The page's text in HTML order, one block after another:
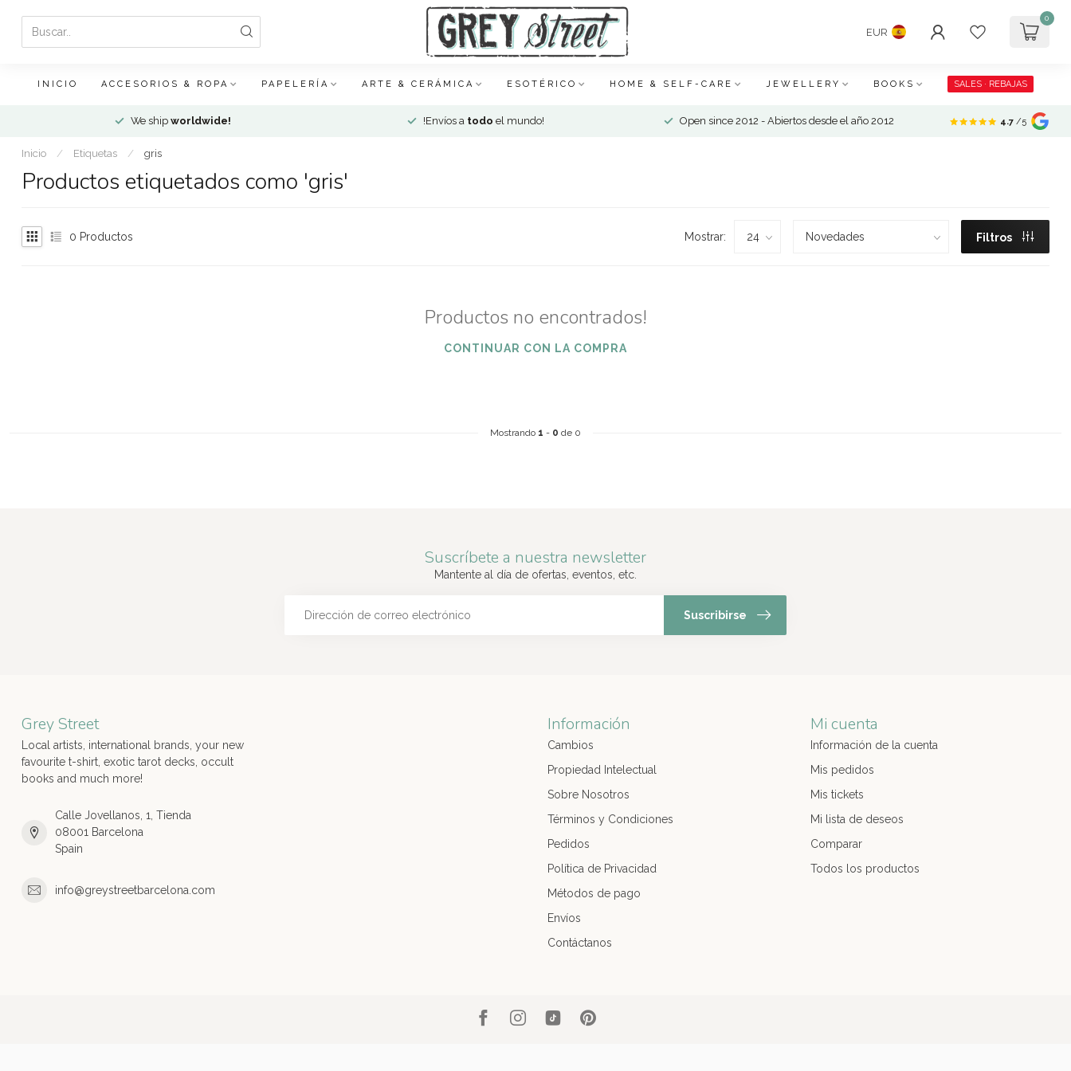
EUR
0
INICIO ACCESORIOS & ROPA PAPELERÍA ARTE & CERÁMICA ESOTÉRICO HOME & SELF-CARE JEWELLERY BOOKS SALES · REBAJAS
We ship worldwide! !Envíos a todo el mundo! Open since 2012 - Abiertos desde el año 2012 4.7 /5
Inicio / Etiquetas / gris
Productos etiquetados como 'gris'
0 Productos Mostrar: Filtros
Productos no encontrados!
CONTINUAR CON LA COMPRA
Mostrando 1 - 0 de 0
Suscríbete a nuestra newsletter
Mantente al día de ofertas, eventos, etc.
Suscribirse
Grey Street
Local artists, international brands, your new
favourite t-shirt, exotic tarot decks, occult
books and much more!
Calle Jovellanos, 1, Tienda
08001 Barcelona
Spain
info@greystreetbarcelona.com
Información
Cambios
Propiedad Intelectual
Sobre Nosotros
Términos y Condiciones
Pedidos
Política de Privacidad
Métodos de pago
Envíos
Contáctanos
Mi cuenta
Información de la cuenta
Mis pedidos
Mis tickets
Mi lista de deseos
Comparar
Todos los productos